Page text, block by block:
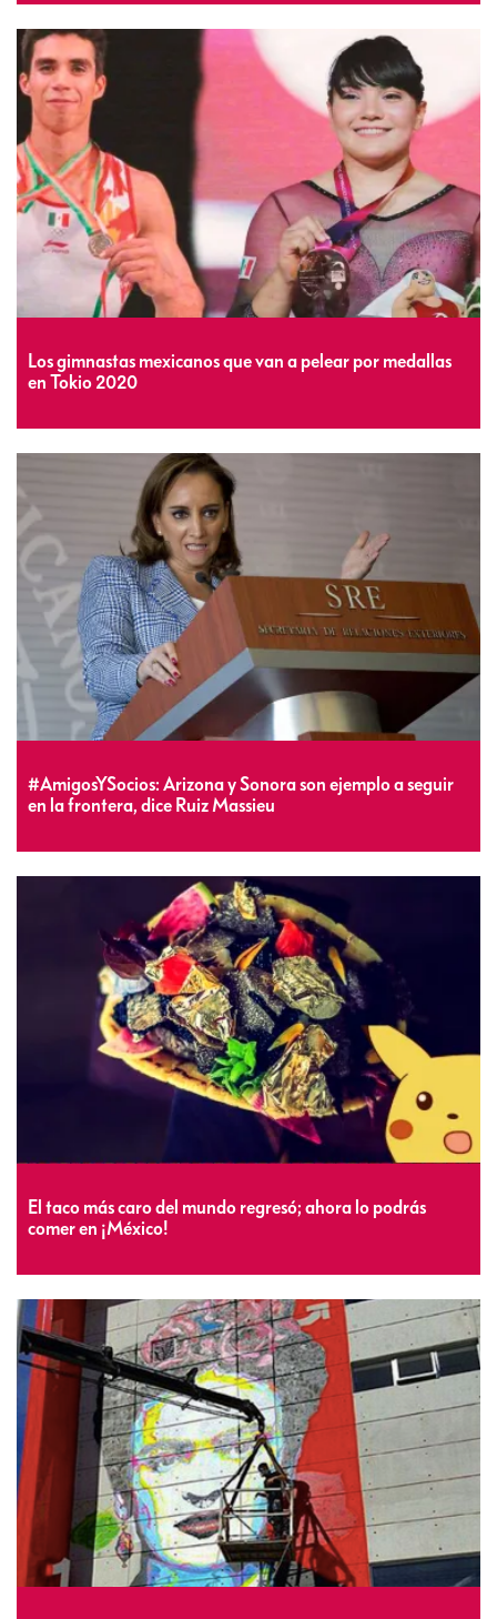
Los gimnastas mexicanos que van a pelear por medallas
en Tokio 2020
#AmigosYSocios: Arizona y Sonora son ejemplo a seguir
en la frontera, dice Ruiz Massieu
El taco más caro del mundo regresó; ahora lo podrás
comer en ¡México!